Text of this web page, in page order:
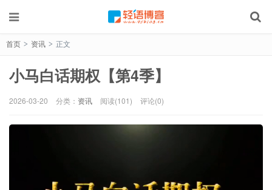
首页 > 资讯 > 正文
小马白话期权【第4季】
2026-03-20 分类： 资讯 阅读(101) 评论(0)